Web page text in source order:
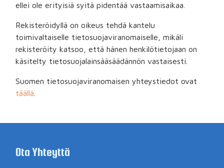
ellei ole erityisiä syitä pidentää vastaamisaikaa.
Rekisteröidyllä on oikeus tehdä kantelu
toimivaltaiselle tietosuojaviranomaiselle, mikäli
rekisteröity katsoo, että hänen henkilötietojaan on
käsitelty tietosuojalainsääsäädännön vastaisesti.
Suomen tietosuojaviranomaisen yhteystiedot ovat
täällä
Ota Yhteyttä